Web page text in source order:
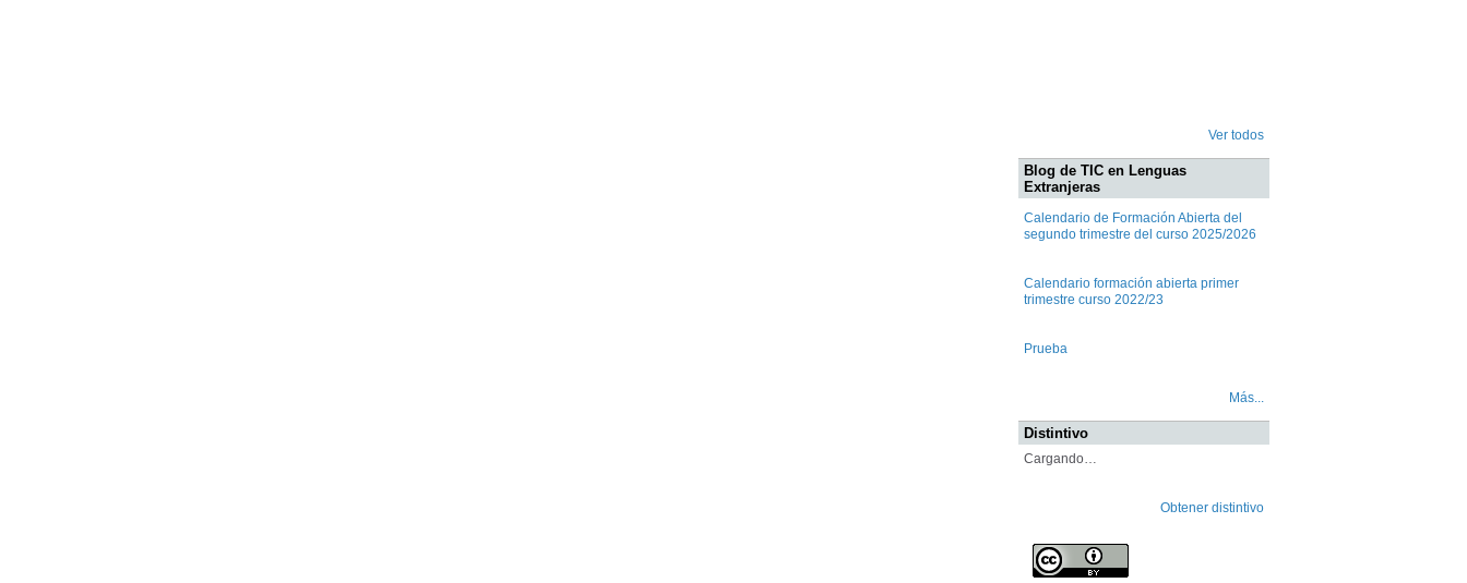
Ver todos
Blog de TIC en Lenguas
Extranjeras
Calendario de Formación Abierta del
segundo trimestre del curso 2025/2026
Calendario formación abierta primer
trimestre curso 2022/23
Prueba
Más...
Distintivo
Cargando…
Obtener distintivo